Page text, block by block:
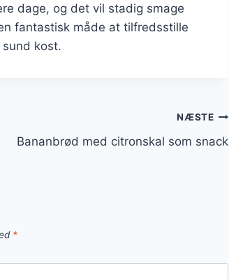
dage, og det vil stadig smage
fantastisk måde at tilfredsstille
kost.
NÆSTE
Bananbrød med citronskal som snack
*